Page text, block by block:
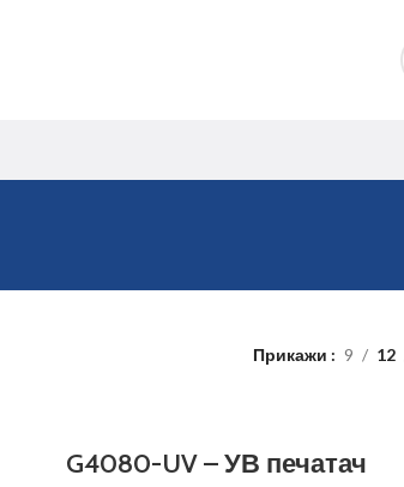
Прикажи 9 12
G4080-UV – УВ печатач